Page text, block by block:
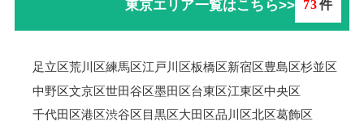
東京エリア一覧はこちら>> 73件
足立区荒川区練馬区江戸川区板橋区新宿区豊島区杉並区
中野区文京区世田谷区墨田区台東区江東区中央区
千代田区港区渋谷区目黒区大田区品川区北区葛飾区